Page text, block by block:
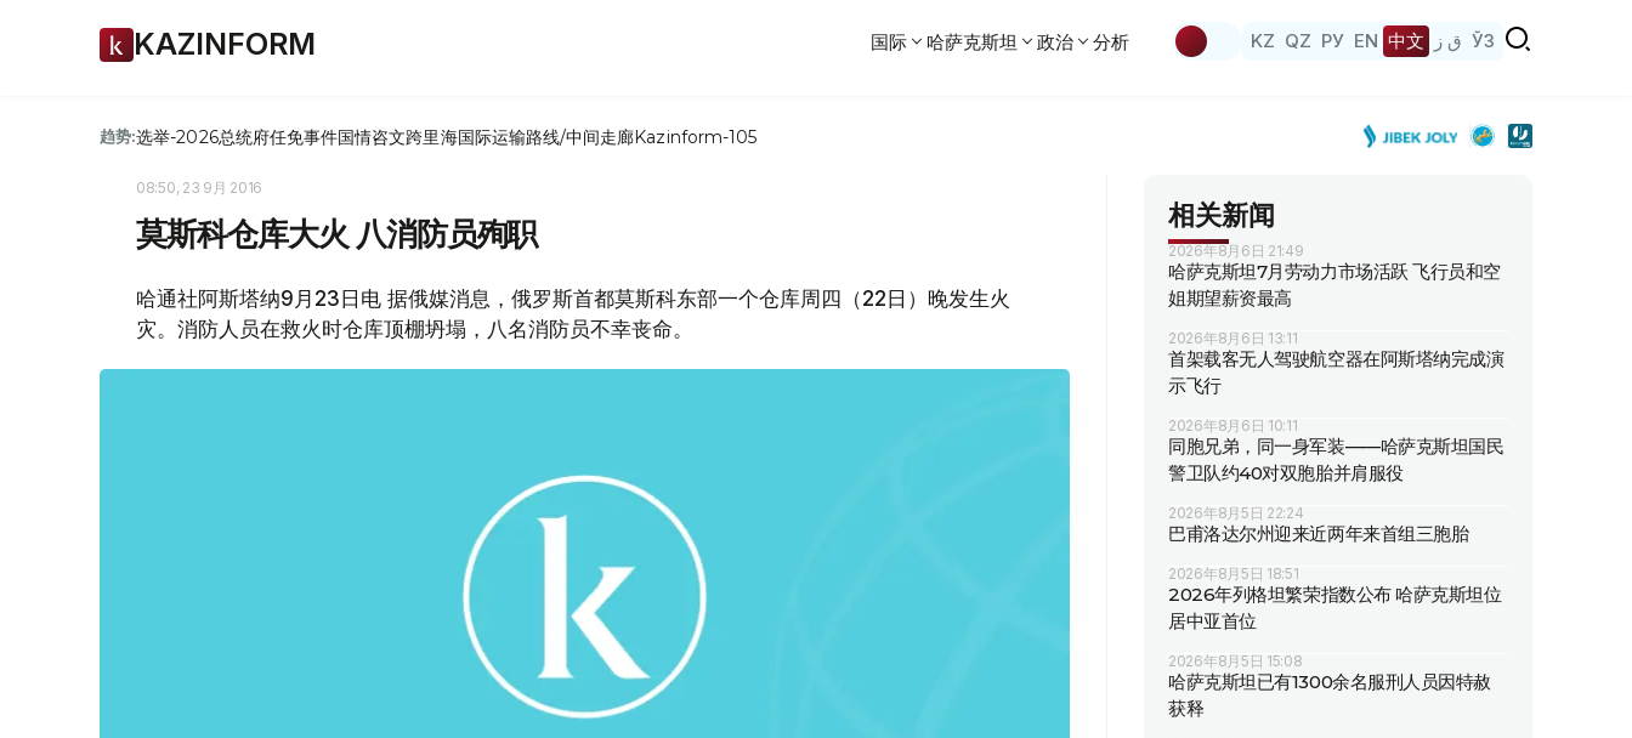
KAZINFORM 国际 哈萨克斯坦 政治 分析 KZ QZ РУ EN 中文 ق ز ЎЗ
趋势:选举-2026总统府任免事件国情咨文跨里海国际运输路线/中间走廊Kazinform-105
08:50, 23 9月 2016
莫斯科仓库大火 八消防员殉职
哈通社阿斯塔纳9月23日电 据俄媒消息，俄罗斯首都莫斯科东部一个仓库周四（22日）晚发生火
灾。消防人员在救火时仓库顶棚坍塌，八名消防员不幸丧命。
相关新闻
2026年8月6日 21:49
哈萨克斯坦7月劳动力市场活跃 飞行员和空
姐期望薪资最高
2026年8月6日 13:11
首架载客无人驾驶航空器在阿斯塔纳完成演
示飞行
2026年8月6日 10:11
同胞兄弟，同一身军装——哈萨克斯坦国民
警卫队约40对双胞胎并肩服役
2026年8月5日 22:24
巴甫洛达尔州迎来近两年来首组三胞胎
2026年8月5日 18:51
2026年列格坦繁荣指数公布 哈萨克斯坦位
居中亚首位
2026年8月5日 15:08
哈萨克斯坦已有1300余名服刑人员因特赦
获释